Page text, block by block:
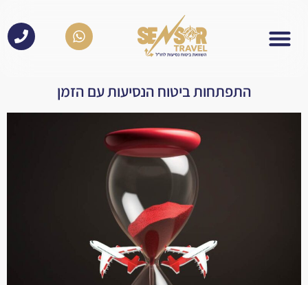
התפתחות ביטוח הנסיעות עם הזמן